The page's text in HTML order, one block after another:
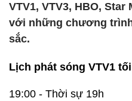
VTV1, VTV3, HBO,
với những chương
sắc.
Lịch phát sóng VTV1
19:00 - Thời sự 19h